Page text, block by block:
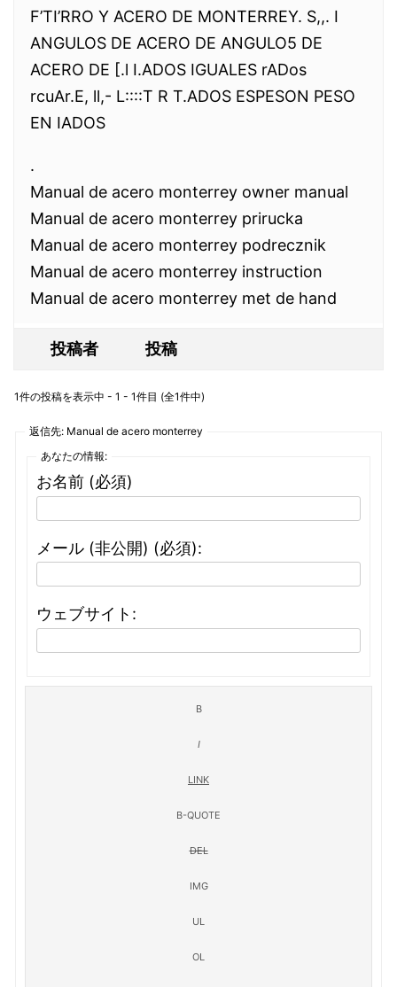
F’TI’RRO Y ACERO DE MONTERREY. S,,. I
ANGULOS DE ACERO DE ANGULO5 DE
ACERO DE [.l I.ADOS IGUALES rADos
rcuAr.E, ll,- L::::T R T.ADOS ESPESON PESO
EN IADOS
.
Manual de acero monterrey owner manual
Manual de acero monterrey prirucka
Manual de acero monterrey podrecznik
Manual de acero monterrey instruction
Manual de acero monterrey met de hand
投稿者 投稿
1件の投稿を表示中 - 1 - 1件目 (全1件中)
返信先: Manual de acero monterrey
あなたの情報:
お名前 (必須)
メール (非公開) (必須):
ウェブサイト: